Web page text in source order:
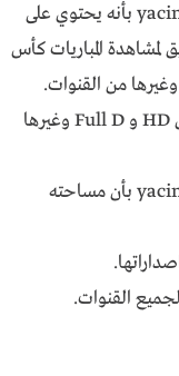
يمتاز تحميل ياسين تيفي للاندرويد yacine tv بأنه يحتوي على
لمشاهدة المباريات كأس
يدعم التطبيق المتابعة بأكثر من جودة مثل HD و Full D وغيرها
يمتاز تحميل ياسين تيفي للاندرويد yacine tv بأن مساحته